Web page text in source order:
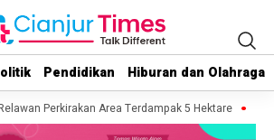
Pendidikan Hiburan dan Olahraga
Pendidikan Hiburan dan Olahraga
Perkirakan Area Terdampak 5 Hektare